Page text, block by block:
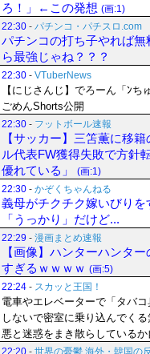
ろ！」←この発想 (画:1)
22:30 - パチンコ・パチスロ.com
パチンコの打ち子やれば
ら最強じゃね？？？
22:30 - VTuberNews
【にじさんじ】でろーん「ﾝ
ごめんShorts公開
22:30 - フットボール速報
【サッカー】三笘薫に移
ル代表FW獲得失敗で方針
優れている」
(画:1)
22:30 - かぞくちゃんねる
義母がチクチク嫁いびり
「うっかり」だけど...
22:29 - 漫画まとめ速報
【画像】ハンターハンタ
すぎるｗｗｗｗ (画:5)
22:24 - スカッと王国！
電車やエレベーターで「タバ
しないで密室に乗り込んでく
悪と迷惑をまき散らしている
22:20 - 世界の憂鬱 海外・韓国の